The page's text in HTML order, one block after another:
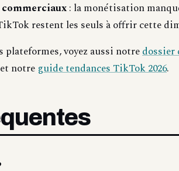
: la monétisation
restent les seuls à offrir cette
voyez aussi notredossier
et notre guide tendances TikTok 2026.